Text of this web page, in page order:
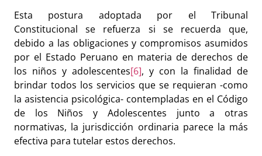
Esta postura adoptada por el Tribunal
Constitucional se refuerza si se recuerda que,
debido a las obligaciones y compromisos asumidos
por el Estado Peruano en materia de derechos de
los niños y adolescentes[6], y con la finalidad de
brindar todos los servicios que se requieran -como
la asistencia psicológica- contempladas en el Código
de los Niños y Adolescentes junto a otras
normativas, la jurisdicción ordinaria parece la más
efectiva para tutelar estos derechos.